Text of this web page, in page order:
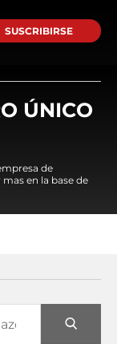
SUSCRIBIRSE
ÚNICO
de
en la base de